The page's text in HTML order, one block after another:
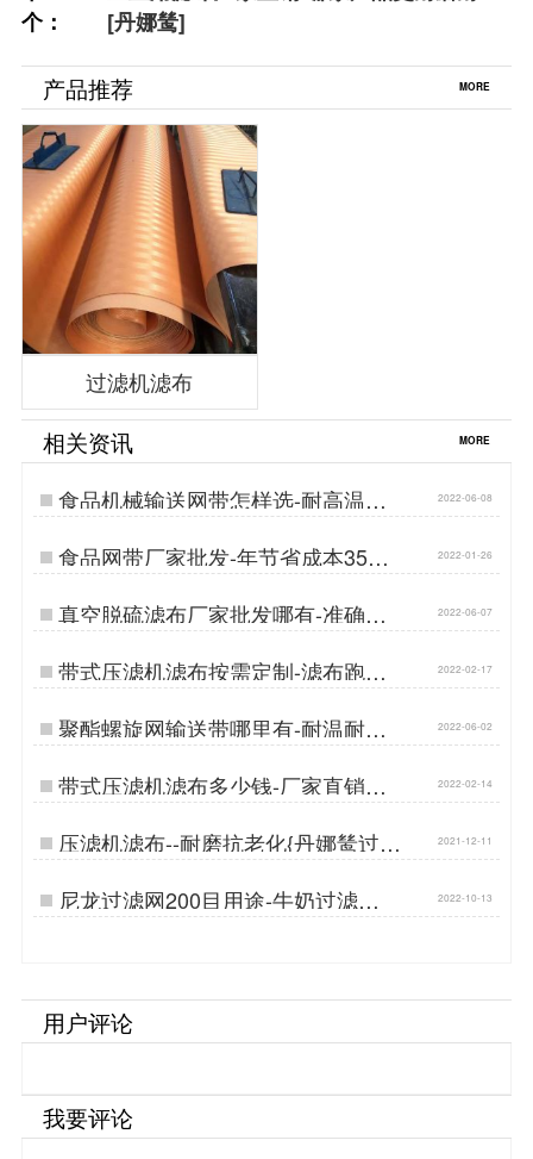
个：
[丹娜鸶]
产品推荐 MORE
过滤机滤布
相关资讯 MORE
食品机械输送网带怎样选-耐高温耐
磨损{丹娜鸶过滤}…
2022-06-08
食品网带厂家批发-年节省成本35万
的传送带{丹娜鸶过滤}…
2022-01-26
真空脱硫滤布厂家批发哪有-准确过
滤{丹娜鸶过滤}…
2022-06-07
带式压滤机滤布按需定制-滤布跑偏
原因分析{丹娜鸶过滤}…
2022-02-17
​聚酯螺旋网输送带哪里有-耐温耐磨
{丹娜鸶过滤}…
2022-06-02
带式压滤机滤布多少钱-厂家直销按
需定制{丹娜鸶过滤}…
2022-02-14
压滤机滤布--耐磨抗老化{丹娜鸶过
滤}…
2021-12-11
尼龙过滤网200目用途-牛奶过滤… 2022-10-13
用户评论
我要评论